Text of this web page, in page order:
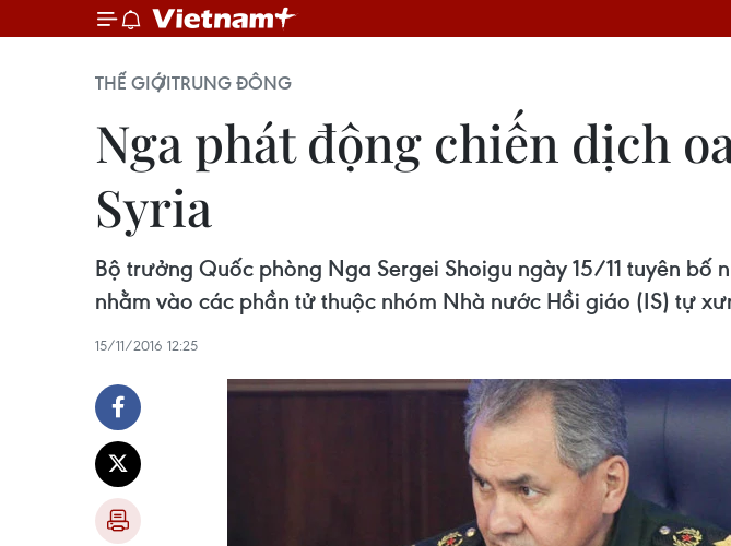
THẾ GIỚITRUNG ĐÔNG
Nga phát động chiến dịch
Syria
Bộ trưởng Quốc phòng Nga Sergei Shoigu ngày 15/11 tuyên
nhằm vào các phần tử thuộc nhóm Nhà nước Hồi giáo (IS) tự
15/11/2016 12:25